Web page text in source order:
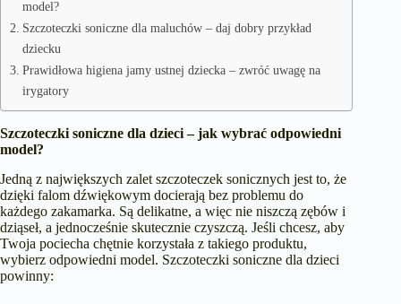
model?
Szczoteczki soniczne dla maluchów – daj dobry przykład
dziecku
Prawidłowa higiena jamy ustnej dziecka – zwróć uwagę na
irygatory
Szczoteczki soniczne dla dzieci – jak wybrać odpowiedni
model?
Jedną z największych zalet szczoteczek sonicznych jest to, że
dzięki falom dźwiękowym docierają bez problemu do
każdego zakamarka. Są delikatne, a więc nie niszczą zębów i
dziąseł, a jednocześnie skutecznie czyszczą. Jeśli chcesz, aby
Twoja pociecha chętnie korzystała z takiego produktu,
wybierz odpowiedni model. Szczoteczki soniczne dla dzieci
powinny: